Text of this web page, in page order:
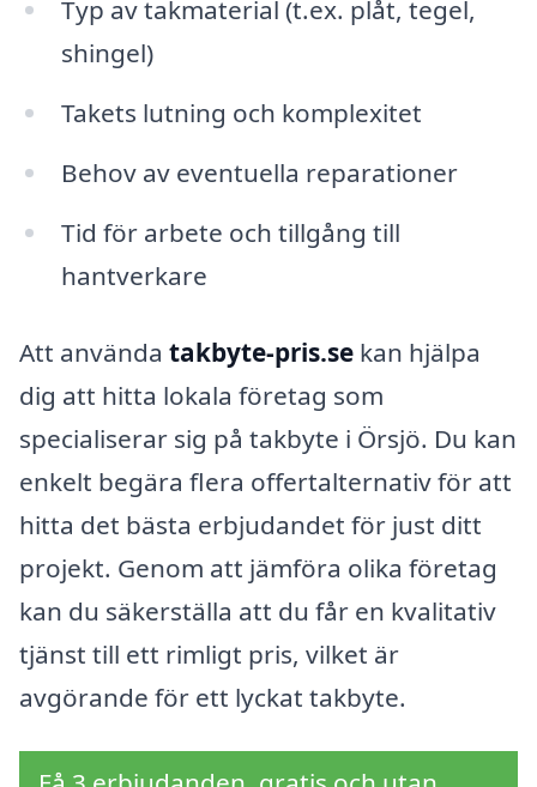
Typ av takmaterial (t.ex. plåt, tegel,
shingel)
Takets lutning och komplexitet
Behov av eventuella reparationer
Tid för arbete och tillgång till
hantverkare
Att använda takbyte-pris.se kan hjälpa
dig att hitta lokala företag som
specialiserar sig på takbyte i Örsjö. Du kan
enkelt begära flera offertalternativ för att
hitta det bästa erbjudandet för just ditt
projekt. Genom att jämföra olika företag
kan du säkerställa att du får en kvalitativ
tjänst till ett rimligt pris, vilket är
avgörande för ett lyckat takbyte.